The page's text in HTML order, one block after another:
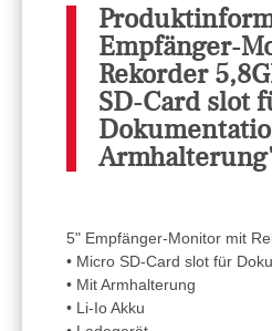
Empfänger-
Rekorder
SD-Card slot
5" Empfänger-Monitor mit
• Micro SD-Card slot für
• Mit Armhalterung
• Li-Io Akku